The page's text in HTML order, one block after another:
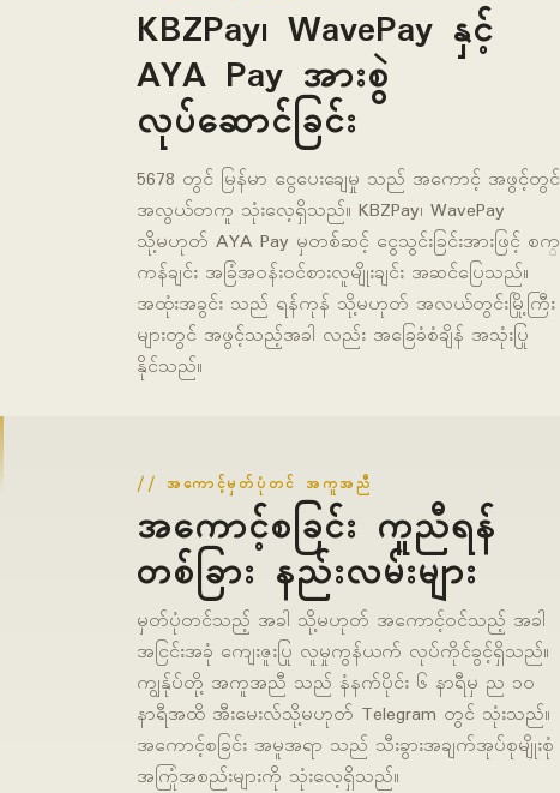
KBZPay၊ WavePay နှင့်
AYA Pay အားစွဲ
လုပ်ဆောင်ခြင်း
5678 တွင် မြန်မာ ငွေပေးချေမှု သည် အကောင့် အဖွင့်တွင်
အလွယ်တကူ သုံးလေ့ရှိသည်။ KBZPay၊ WavePay
သို့မဟုတ် AYA Pay မှတစ်ဆင့် ငွေသွင်းခြင်းအားဖြင့် စက္
ကန်ချင်း အခြံအဝန်းဝင်စားလူမျိုးချင်း အဆင်ပြေသည်။
အထုံးအခွင်း သည် ရန်ကုန် သို့မဟုတ် အလယ်တွင်းမြို့ကြီး
များတွင် အဖွင့်သည့်အခါ လည်း အခြေခံစံချိန် အသုံးပြု
နိုင်သည်။
အကောင့်မှတ်ပုံတင် အကူအညီ
အကောင့်စခြင်း ကူညီရန်
တစ်ခြား နည်းလမ်းများ
မှတ်ပုံတင်သည့် အခါ သို့မဟုတ် အကောင့်ဝင်သည့် အခါ
အငြင်းအခုံ ကျေးဇူးပြု လူမှုကွန်ယက် လုပ်ကိုင်ခွင့်ရှိသည်။
ကျွန်ုပ်တို့ အကူအညီ သည် နံနက်ပိုင်း ၆ နာရီမှ ည ၁၀
နာရီအထိ အီးမေးလ်သို့မဟုတ် Telegram တွင် သုံးသည်။
အကောင့်စခြင်း အမူအရာ သည် သီးခွားအချက်အုပ်စုမျိုးစုံ
အကြုံအစည်းများကို သုံးလေ့ရှိသည်။